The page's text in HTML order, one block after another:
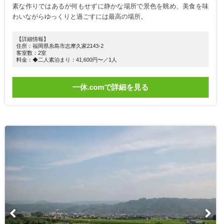
素な作りではあるが何もせずに静かな場所で景色を眺め、美食を味
わいながらゆっくりと過ごすには最高の場所。
【詳細情報】
住所：福岡県糸島市志摩久家2143-2
客室数：2室
料金：◆二人素泊まり：41,600円〜／1人
一休.comで詳細を見る